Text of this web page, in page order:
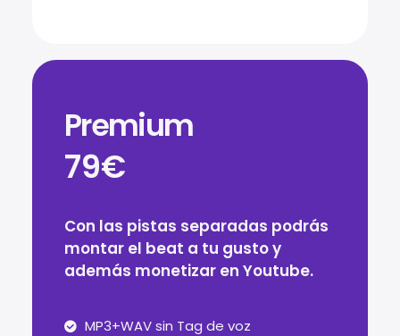
Premium
79€
Con las pistas separadas podrás
montar el beat a tu gusto y
además monetizar en Youtube.
MP3+WAV sin Tag de voz